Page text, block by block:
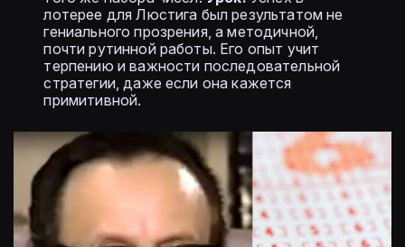
лотерее для Люстига был результатом не
гениального прозрения, а методичной,
почти рутинной работы. Его опыт учит
терпению и важности последовательной
стратегии, даже если она кажется
примитивной.